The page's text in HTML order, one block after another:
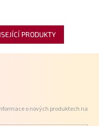
PRODUKTY
o nových produktech na